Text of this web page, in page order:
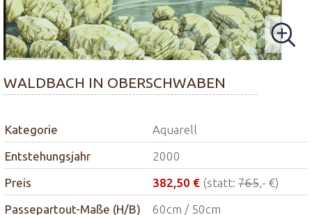
WALDBACH IN OBERSCHWABEN
Kategorie
Aquarell
Entstehungsjahr
2000
Preis
382,50 € (statt: 765,- €)
Passepartout-Maße (H/B)
60cm / 50cm